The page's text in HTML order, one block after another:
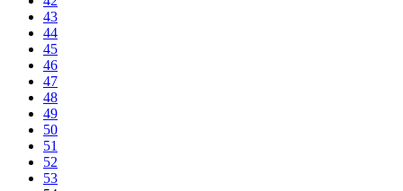
43
44
45
46
47
48
49
50
51
52
53